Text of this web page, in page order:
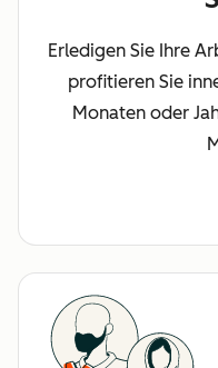
Erledigen Sie Ihre
profitieren Sie
Monaten oder